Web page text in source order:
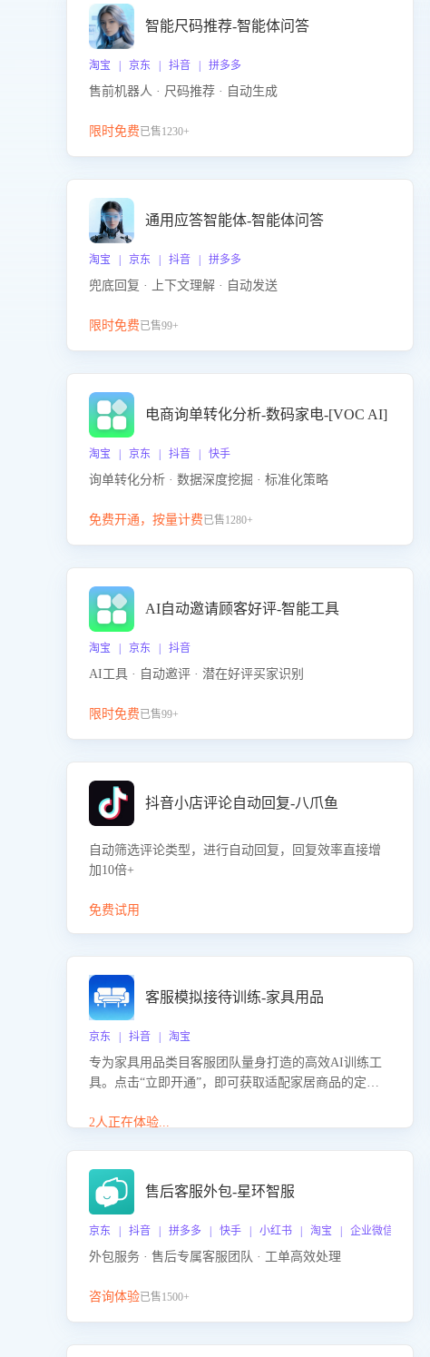
智能尺码推荐-智能体问答
淘宝 | 京东 | 抖音 | 拼多多
售前机器人 · 尺码推荐 · 自动生成
限时免费已售1230+
通用应答智能体-智能体问答
淘宝 | 京东 | 抖音 | 拼多多
兜底回复 · 上下文理解 · 自动发送
限时免费已售99+
电商询单转化分析-数码家电-[VOC AI]
淘宝 | 京东 | 抖音 | 快手
询单转化分析 · 数据深度挖掘 · 标准化策略
免费开通，按量计费已售1280+
AI自动邀请顾客好评-智能工具
淘宝 | 京东 | 抖音
AI工具 · 自动邀评 · 潜在好评买家识别
限时免费已售99+
抖音小店评论自动回复-八爪鱼
自动筛选评论类型，进行自动回复，回复效率直接增
加10倍+
免费试用
客服模拟接待训练-家具用品
京东 | 抖音 | 淘宝
专为家具用品类目客服团队量身打造的高效AI训练工
具。点击“立即开通”，即可获取适配家居商品的定制
客服在家具用品功能、尺寸参数咨询等高频场景下的
2人正在体验...
售后客服外包-星环智服
京东 | 抖音 | 拼多多 | 快手 | 小红书 | 淘宝 | 企业微信
外包服务 · 售后专属客服团队 · 工单高效处理
咨询体验已售1500+